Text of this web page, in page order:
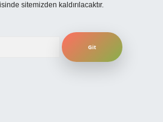
sitemizden kaldırılacaktır.